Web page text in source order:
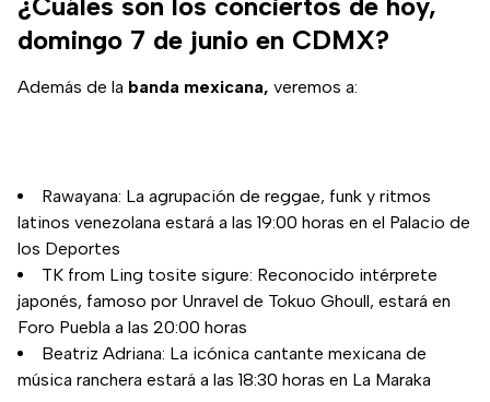
domingo 7 de junio en CDMX?
Además de la banda mexicana, veremos a:
Rawayana: La agrupación de reggae, funk y ritmos
latinos venezolana estará a las 19:00 horas en el Palacio de
los Deportes
TK from Ling tosite sigure: Reconocido intérprete
japonés, famoso por Unravel de Tokuo Ghoull, estará en
Foro Puebla a las 20:00 horas
Beatriz Adriana: La icónica cantante mexicana de
música ranchera estará a las 18:30 horas en La Maraka